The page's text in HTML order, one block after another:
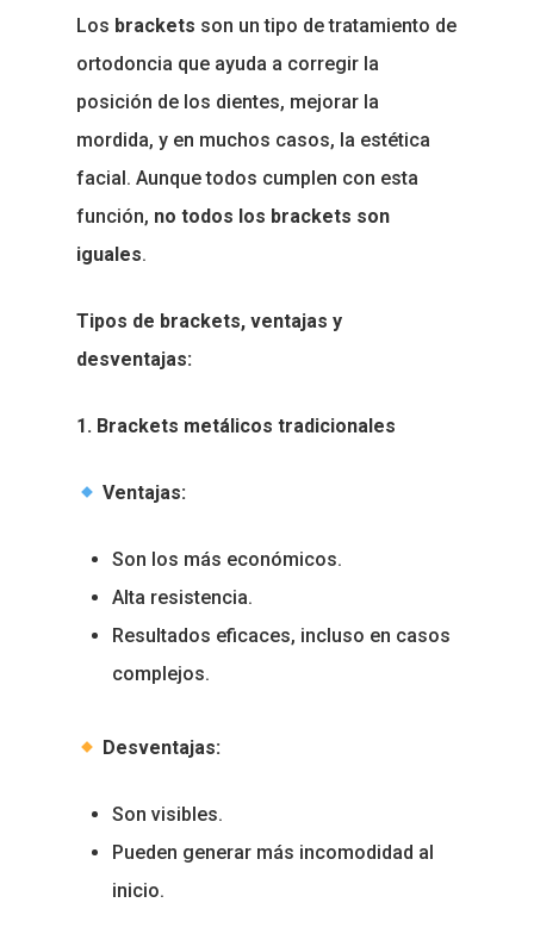
Los brackets son un tipo de tratamiento de
ortodoncia que ayuda a corregir la
posición de los dientes, mejorar la
mordida, y en muchos casos, la estética
facial. Aunque todos cumplen con esta
función, no todos los brackets son
iguales.
Tipos de brackets, ventajas y
desventajas:
1. Brackets metálicos tradicionales
Ventajas:
Son los más económicos.
Alta resistencia.
Resultados eficaces, incluso en casos
complejos.
Desventajas:
Son visibles.
Pueden generar más incomodidad al
inicio.